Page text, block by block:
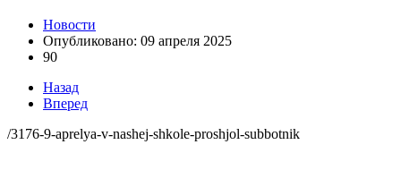
Новости
Опубликовано: 09 апреля 2025
90
Назад
Вперед
/3176-9-aprelya-v-nashej-shkole-proshjol-subbotnik